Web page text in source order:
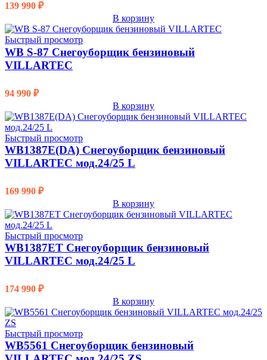
139 990 ₽
В корзину
Быстрый просмотр
WB S-87 Снегоуборщик бензиновый
VILLARTEC
94 990 ₽
В корзину
Быстрый просмотр
WB1387E(DA) Снегоуборщик бензиновый
VILLARTEC мод.24/25 L
169 990 ₽
В корзину
Быстрый просмотр
WB1387ET Снегоуборщик бензиновый
VILLARTEC мод.24/25 L
174 990 ₽
В корзину
Быстрый просмотр
WB5561 Снегоуборщик бензиновый